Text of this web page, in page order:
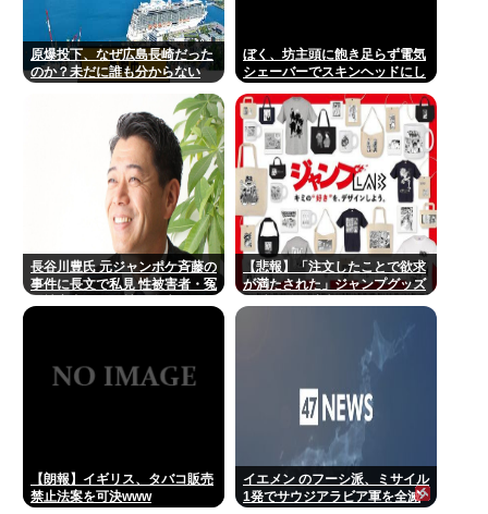
原爆投下、なぜ広島長崎だった
のか？未だに誰も分からない
ぼく、坊主頭に飽き足らず電気
シェーバーでスキンヘッドにし
長谷川豊氏 元ジャンポケ斉藤の
事件に長文で私見 性被害者・冤
【悲報】「注文したことで欲求
が満たされた」ジャンプグッズ
【朗報】イギリス、タバコ販売
禁止法案を可決www
イエメン のフーシ派、ミサイル
1発でサウジアラビア軍を全滅